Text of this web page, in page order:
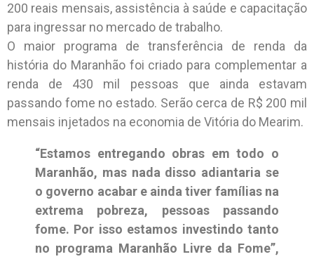
200 reais mensais, assistência à saúde e capacitação
para ingressar no mercado de trabalho.
O maior programa de transferência de renda da
história do Maranhão foi criado para complementar a
renda de 430 mil pessoas que ainda estavam
passando fome no estado. Serão cerca de R$ 200 mil
mensais injetados na economia de Vitória do Mearim.
“Estamos entregando obras em todo o
Maranhão, mas nada disso adiantaria se
o governo acabar e ainda tiver famílias na
extrema pobreza, pessoas passando
fome. Por isso estamos investindo tanto
no programa Maranhão Livre da Fome”,